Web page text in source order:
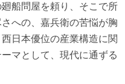
船問屋を頼り、そこで所
への、嘉兵衛の苦悩が胸
日本優位の産業構造に関
マとして、現代に通ずる